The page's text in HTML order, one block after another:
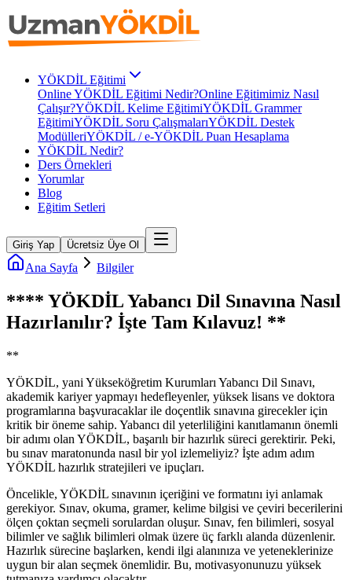
YÖKDİL Eğitimi
Online YÖKDİL Eğitimi Nedir?Online Eğitimimiz Nasıl
Çalışır?YÖKDİL Kelime EğitimiYÖKDİL Grammer
EğitimiYÖKDİL Soru ÇalışmalarıYÖKDİL Destek
ModülleriYÖKDİL / e-YÖKDİL Puan Hesaplama
YÖKDİL Nedir?
Ders Örnekleri
Yorumlar
Blog
Eğitim Setleri
Giriş Yap Ücretsiz Üye Ol
Ana Sayfa Bilgiler
**** YÖKDİL Yabancı Dil Sınavına Nasıl
Hazırlanılır? İşte Tam Kılavuz! **
**
YÖKDİL, yani Yükseköğretim Kurumları Yabancı Dil Sınavı,
akademik kariyer yapmayı hedefleyenler, yüksek lisans ve doktora
programlarına başvuracaklar ile doçentlik sınavına girecekler için
kritik bir öneme sahip. Yabancı dil yeterliliğini kanıtlamanın önemli
bir adımı olan YÖKDİL, başarılı bir hazırlık süreci gerektirir. Peki,
bu sınav maratonunda nasıl bir yol izlemeliyiz? İşte adım adım
YÖKDİL hazırlık stratejileri ve ipuçları.
Öncelikle, YÖKDİL sınavının içeriğini ve formatını iyi anlamak
gerekiyor. Sınav, okuma, gramer, kelime bilgisi ve çeviri becerilerini
ölçen çoktan seçmeli sorulardan oluşur. Sınav, fen bilimleri, sosyal
bilimler ve sağlık bilimleri olmak üzere üç farklı alanda düzenlenir.
Hazırlık sürecine başlarken, kendi ilgi alanınıza ve yeteneklerinize
uygun bir alan seçmek önemlidir. Bu, motivasyonunuzu yüksek